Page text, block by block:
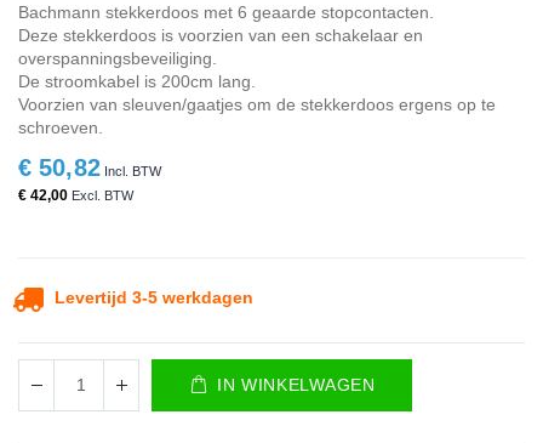
gallerij
Bachmann stekkerdoos met 6 geaarde stopcontacten.
Deze stekkerdoos is voorzien van een schakelaar en
overspanningsbeveiliging.
De stroomkabel is 200cm lang.
Voorzien van sleuven/gaatjes om de stekkerdoos ergens op te
schroeven.
€ 50,82
€ 42,00
Levertijd 3-5 werkdagen
IN WINKELWAGEN